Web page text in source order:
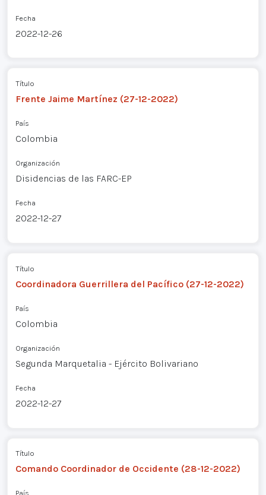
Fecha
2022-12-26
Título
Frente Jaime Martínez (27-12-2022)
País
Colombia
Organización
Disidencias de las FARC-EP
Fecha
2022-12-27
Título
Coordinadora Guerrillera del Pacífico (27-12-2022)
País
Colombia
Organización
Segunda Marquetalia - Ejército Bolivariano
Fecha
2022-12-27
Título
Comando Coordinador de Occidente (28-12-2022)
País